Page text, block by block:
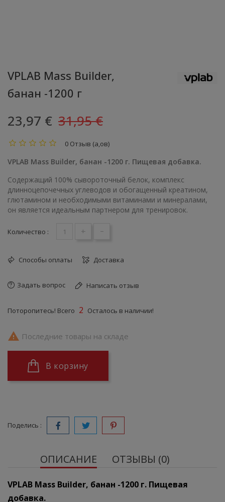
VPLAB Mass Builder,
банан -1200 г
23,97 € 31,95 €
0 Отзыв (а,ов)
VPLAB Mass Builder, банан -1200 г. Пищевая добавка.
Содержащий 100% сывороточный белок, комплекс
длинноцепочечных углеводов и обогащенный креатином,
глютамином и необходимыми витаминами и минералами,
он является идеальным партнером для тренировок.
Количество : + -
Способы оплаты Доставка
Задать вопрос Написать отзыв
Поторопитесь! Всего 2 Осталось в наличии!
 Последние товары на складе
В корзину
Поделись :
ОПИСАНИЕ ОТЗЫВЫ (0)
VPLAB Mass Builder, банан -1200 г. Пищевая
добавка.